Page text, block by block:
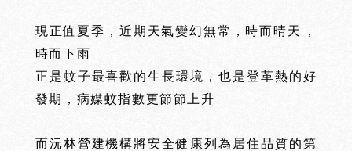
現正值夏季，近期天氣變幻無常，時而晴天
，
時而下雨
正是蚊子最喜歡的生長環境，也是登革熱的好
發期，病媒蚊指數更節節上升
而沅林營建機構將安全健康列為居住品質的第